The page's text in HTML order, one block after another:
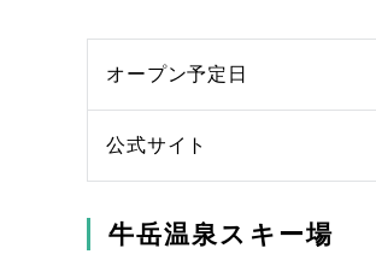
オープン予定日
公式サイト
牛岳温泉スキー場